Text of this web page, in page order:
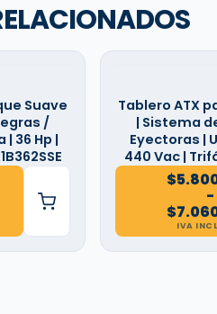
Suave
/
36 Hp |
Tablero ATX
| Sistema
Eyectoras |
440 Vac |
$
-
$
IVA